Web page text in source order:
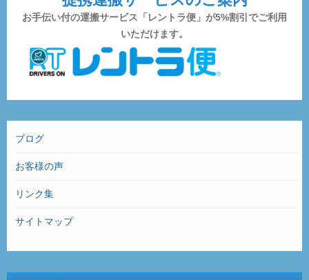
お手伝い付の運搬サービス「レントラ便」が5%割引でご利用
いただけます。
ブログ
お客様の声
リンク集
サイトマップ